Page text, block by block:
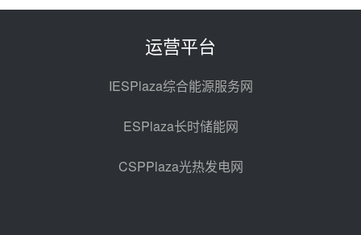
电机组灵活性改造项目三元液态盐
2026-2029年熔盐介质框架协议
中能建华中试研院中标重能新疆
100MW光热项目机组调试及性能
试验
前天 08-05 10:41
运营平台
IESPlaza综合能源服务网
ESPlaza长时储能网
CSPPlaza光热发电网